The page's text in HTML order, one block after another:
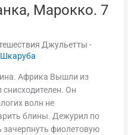
Марокко. 7
Джульетты -
Шкаруба
Африка Вышли из
Он
волн не
блины. Дежурил по
зачерпнуть фиолетовую